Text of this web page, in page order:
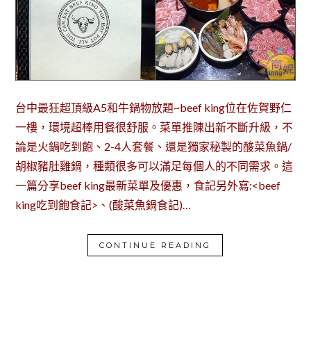
台中最狂超頂級A5和牛鍋物放題~beef king位在佐賀野仁
一樓，環境超棒用餐很舒服。菜單推陳出新不斷升級，不
論是火鍋吃到飽、2-4人套餐、還是獨家秘製的酸菜魚鍋/
胡椒豬肚雞鍋，種類很多可以滿足每個人的不同需求。這
一篇分享beef king最新菜單及優惠，食記另外寫:<beef
king吃到飽食記>、(酸菜魚鍋食記)…
CONTINUE READING